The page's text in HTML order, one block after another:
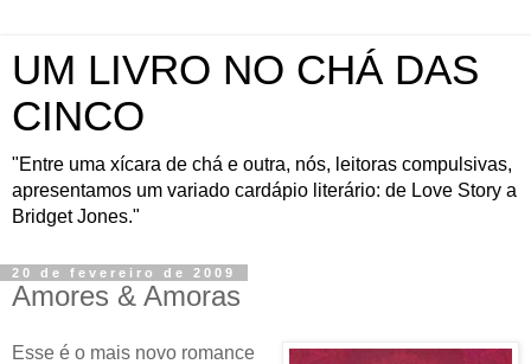
UM LIVRO NO CHÁ DAS
CINCO
"Entre uma xícara de chá e outra, nós, leitoras compulsivas,
apresentamos um variado cardápio literário: de Love Story a
Bridget Jones."
20 de fevereiro de 2009
Amores & Amoras
Esse é o mais novo romance